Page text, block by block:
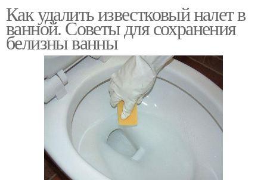
Как удалить известковый налет в
ванной. Советы для сохранения
белизны ванны